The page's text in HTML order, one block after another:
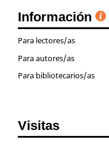
Información
Para lectores/as
Para autores/as
Para bibliotecarios/as
Visitas